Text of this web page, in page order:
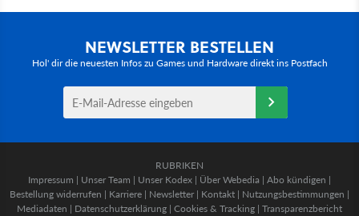
NEWSLETTER BESTELLEN
Hol' dir die neuesten Infos zu Games und Hardware direkt ins Postfach
RUBRIKEN
Impressum | Unser Team | Unser Kodex | Über Webedia | Abo kündigen |
Bestellung widerrufen | Karriere | Newsletter | Kontakt | Nutzungsbestimmungen |
Mediadaten | Datenschutzerklärung | Cookies & Tracking | Transparenzbericht